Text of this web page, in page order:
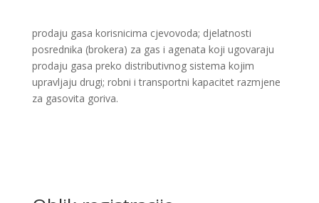
prodaju gasa korisnicima cjevovoda; djelatnosti
posrednika (brokera) za gas i agenata koji ugovaraju
prodaju gasa preko distributivnog sistema kojim
upravljaju drugi; robni i transportni kapacitet razmjene
za gasovita goriva.